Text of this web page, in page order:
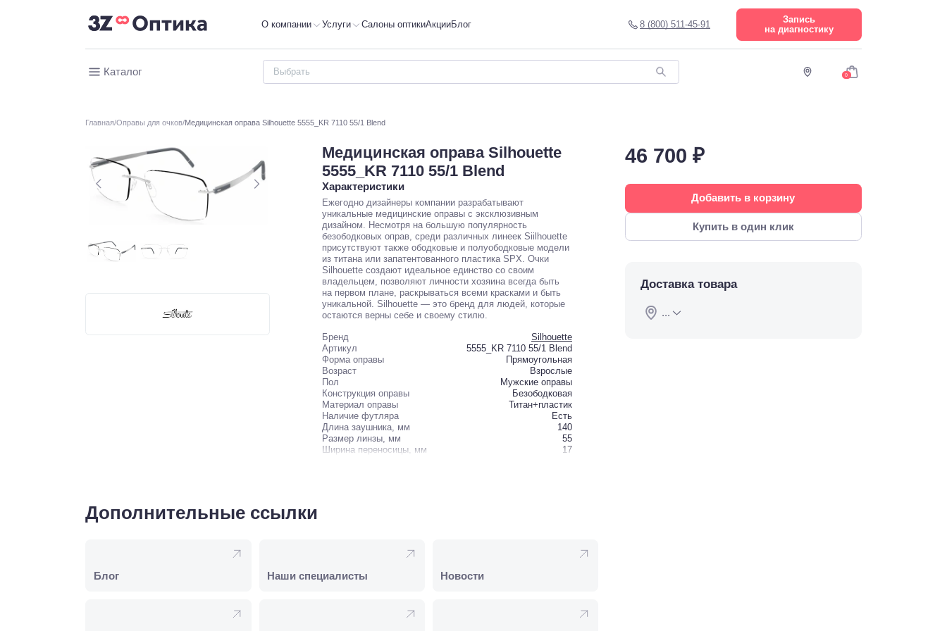
О компании Услуги Салоны оптикиАкцииБлог 8 (800) 511-45-91
Запись
на диагностику
Каталог 0
Главная Оправы для очков Медицинская оправа Silhouette 5555_KR 7110 55/1 Blend
Медицинская оправа Silhouette
5555_KR 7110 55/1 Blend
Характеристики
Ежегодно дизайнеры компании разрабатывают
уникальные медицинские оправы с эксклюзивным
дизайном. Несмотря на большую популярность
безободковых оправ, среди различных линеек Siilhouette
присутствуют также ободковые и полуободковые модели
из титана или запатентованного пластика SPX. Очки
Silhouette создают идеальное единство со своим
владельцем, позволяют личности хозяина всегда быть
на первом плане, раскрываться всеми красками и быть
уникальной. Silhouette — это бренд для людей, которые
остаются верны себе и своему стилю.
Бренд
Silhouette
Артикул
5555_KR 7110 55/1 Blend
Форма оправы
Прямоугольная
Возраст
Взрослые
Пол
Мужские оправы
Конструкция оправы
Безободковая
Материал оправы
Титан+пластик
Наличие футляра
Есть
Длина заушника, мм
140
Размер линзы, мм
55
Ширина переносицы, мм
17
46 700 ₽
Добавить в корзину
Купить в один клик
Доставка товара
...
Дополнительные ссылки
Блог Наши специалисты Новости